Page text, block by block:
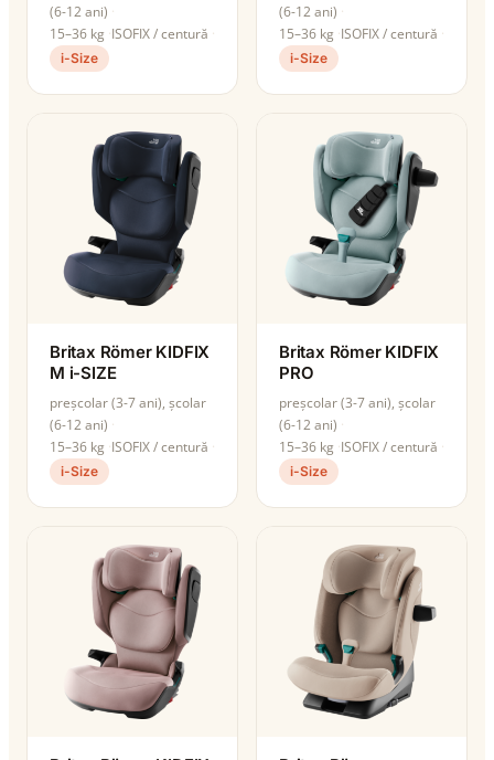
(6-12 ani)
15–36 kg ISOFIX / centură
i-Size
(6-12 ani)
15–36 kg ISOFIX / centură
i-Size
Britax Römer KIDFIX
M i-SIZE
preșcolar (3-7 ani), școlar
(6-12 ani)
15–36 kg ISOFIX / centură
i-Size
Britax Römer KIDFIX
PRO
preșcolar (3-7 ani), școlar
(6-12 ani)
15–36 kg ISOFIX / centură
i-Size